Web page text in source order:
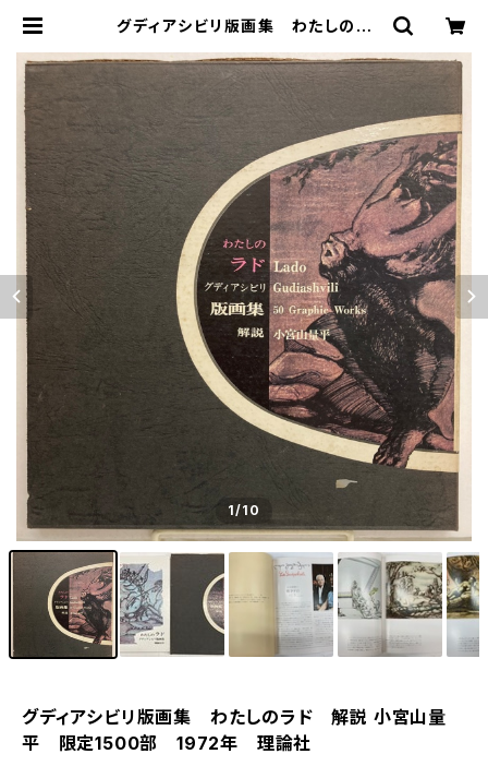
グディアシビリ版画集 わたしのラ
部 1972年 理論社 | トムズボック
ス
1/10
グディアシビリ版画集 わたしのラド 解説 小宮山量
平 限定1500部 1972年 理論社